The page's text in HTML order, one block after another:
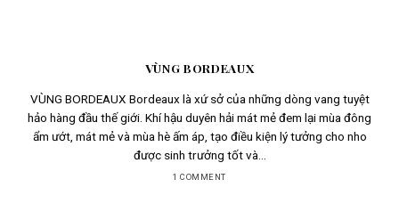
VÙNG BORDEAUX
VÙNG BORDEAUX Bordeaux là xứ sở của những dòng vang tuyệt
hảo hàng đầu thế giới. Khí hậu duyên hải mát mẻ đem lại mùa đông
ẩm ướt, mát mẻ và mùa hè ấm áp, tạo điều kiện lý tưởng cho nho
được sinh trưởng tốt và...
1 COMMENT